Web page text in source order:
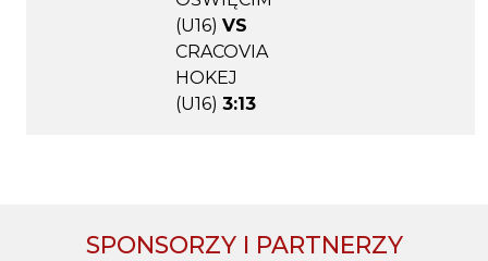
(U16) VS
CRACOVIA
HOKEJ
(U16) 3:13
SPONSORZY I PARTNERZY